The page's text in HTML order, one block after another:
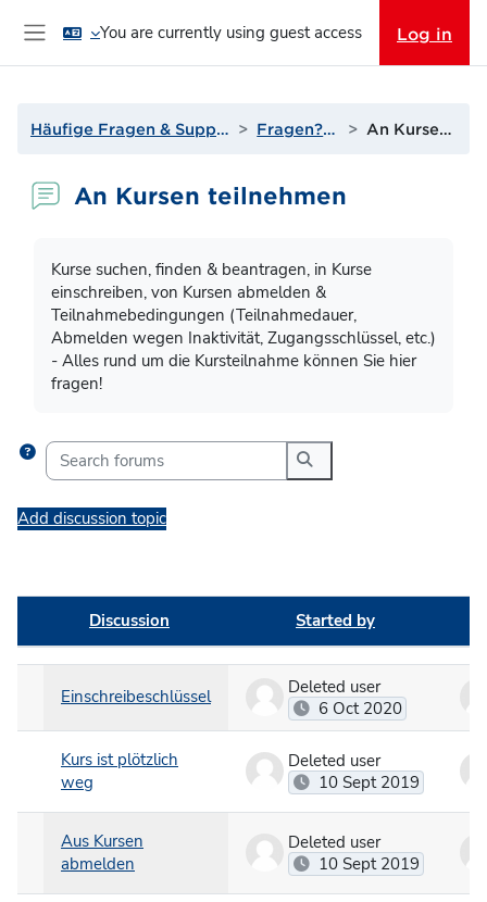
You are currently using guest access Log in
Häufige Fragen & Support zur Lernplattform Fragen? Antworten! An Kursen teilnehmen
An Kursen teilnehmen
Kurse suchen, finden & beantragen, in Kurse
einschreiben, von Kursen abmelden &
Teilnahmebedingungen (Teilnahmedauer,
Abmelden wegen Inaktivität, Zugangsschlüssel, etc.)
- Alles rund um die Kursteilnahme können Sie hier
fragen!
Search forums
Search forums
Add discussion topic
Status
Discussion Started by
Einschreibeschlüssel
Deleted user
6 Oct 2020
Kurs ist plötzlich
weg
Deleted user
10 Sept 2019
Aus Kursen
abmelden
Deleted user
10 Sept 2019